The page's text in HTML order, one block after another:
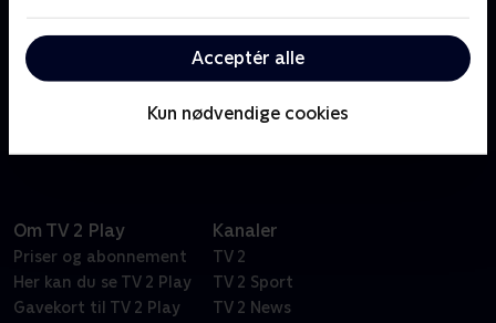
Acceptér alle
Kun nødvendige cookies
valg. 'Spillet' er et intenst socialt og psykologisk
opgør fyldt med alliancer, strategi, skjulte
Om TV 2 Play
Priser og abonnement
Her kan du se TV 2 Play
Gavekort til TV 2 Play
Kanaler
TV 2
TV 2 Sport
TV 2 News